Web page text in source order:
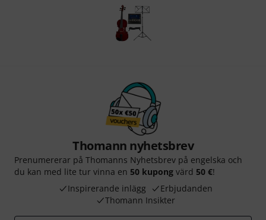
Thomann nyhetsbrev
Prenumererar på Thomanns Nyhetsbrev på engelska och
du kan med lite tur vinna en 50 kupong värd 50 €!
Inspirerande inlägg
Erbjudanden
Thomann Insikter